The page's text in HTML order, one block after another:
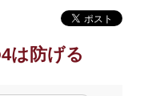
特集・連載 一覧へ
は防げる